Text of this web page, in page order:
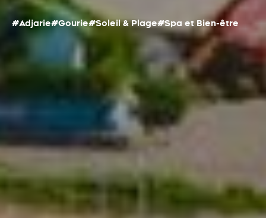
#Adjarie#Gourie#Soleil & Plage#Spa et Bien-être